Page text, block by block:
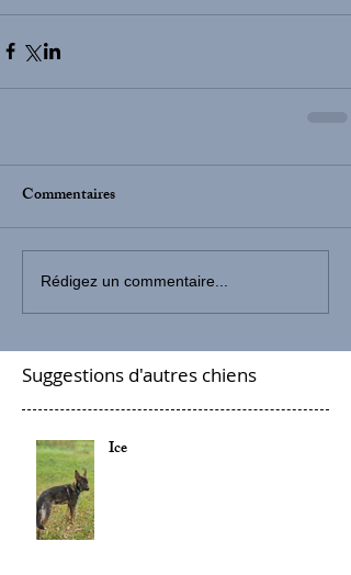
Commentaires
Rédigez un commentaire...
Suggestions d'autres chiens
Ice